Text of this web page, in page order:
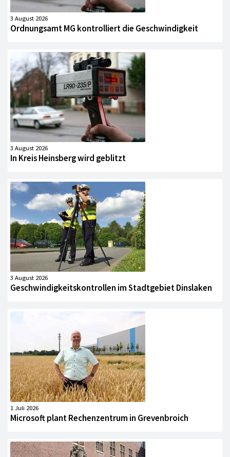
3 August 2026
Ordnungsamt MG kontrolliert die Geschwindigkeit
3 August 2026
In Kreis Heinsberg wird geblitzt
3 August 2026
Geschwindigkeitskontrollen im Stadtgebiet Dinslaken
1 Juli 2026
Microsoft plant Rechenzentrum in Grevenbroich